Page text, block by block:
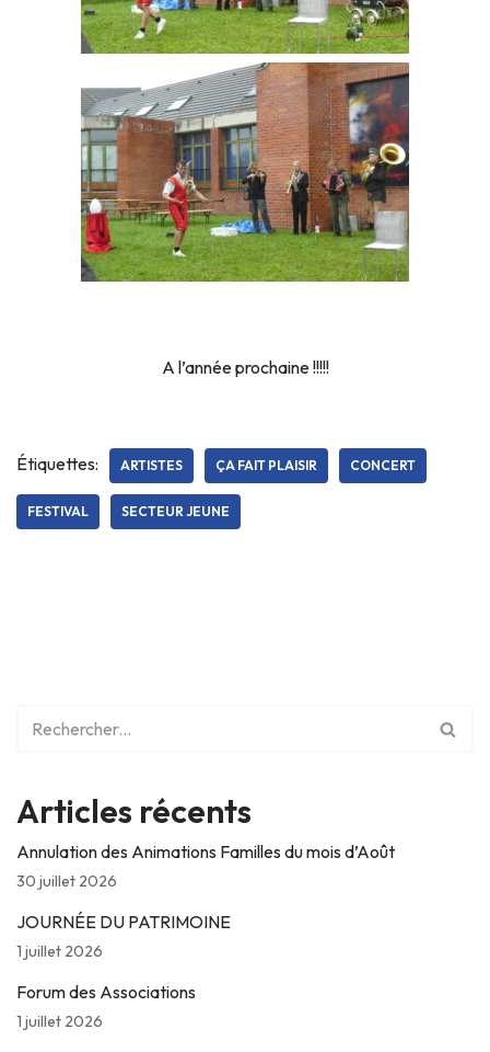
A l’année prochaine !!!!!
Étiquettes: ARTISTES ÇA FAIT PLAISIR CONCERT
FESTIVAL SECTEUR JEUNE
Articles récents
Annulation des Animations Familles du mois d’Août
30 juillet 2026
JOURNÉE DU PATRIMOINE
1 juillet 2026
Forum des Associations
1 juillet 2026